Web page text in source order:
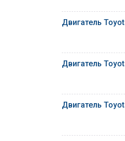
Двигатель
Двигатель
Двигатель